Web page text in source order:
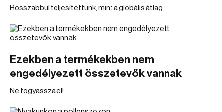
Rosszabbul teljesítettünk, mint a globális átlag.
Ezekben a termékekben nem
engedélyezett összetevők vannak
Ne fogyassza el!